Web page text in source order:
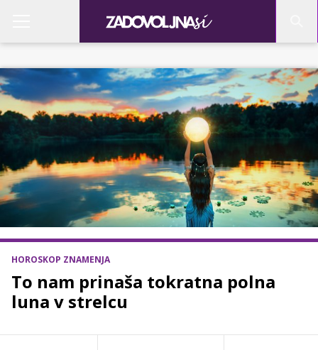
HOROSKOP ZNAMENJA
To nam prinaša tokratna polna
luna v strelcu